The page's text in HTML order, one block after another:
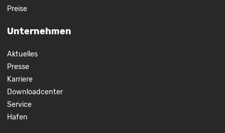
Preise
Unternehmen
Aktuelles
Presse
Karriere
Downloadcenter
Service
Hafen